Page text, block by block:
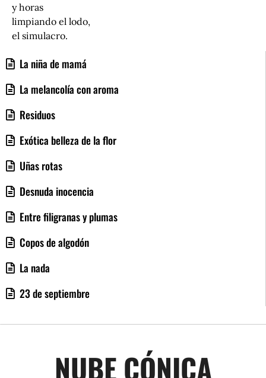
La niña de mamá
La melancolía con aroma
Residuos
Exótica belleza de la flor
Uñas rotas
Desnuda inocencia
Entre filigranas y plumas
Copos de algodón
La nada
23 de septiembre
y horas
limpiando el lodo,
el simulacro.
NUBE CÓNICA